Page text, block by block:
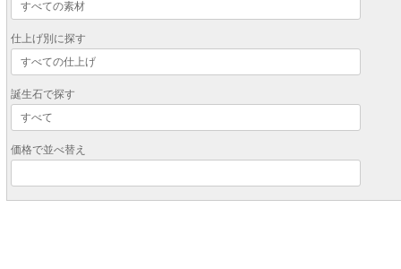
仕上げ別に探す
誕生石で探す
価格で並べ替え